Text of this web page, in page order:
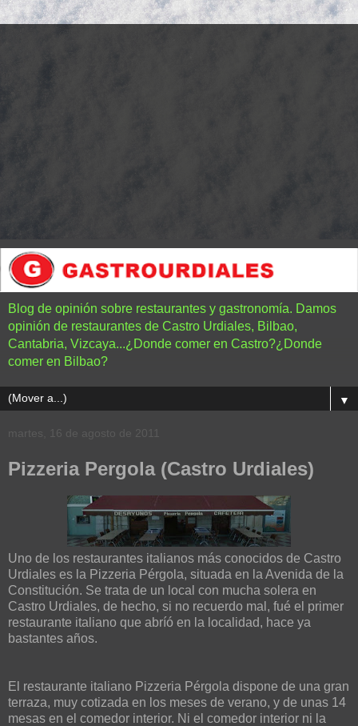
Blog de opinión sobre restaurantes y gastronomía. Damos
opinión de restaurantes de Castro Urdiales, Bilbao,
Cantabria, Vizcaya...¿Donde comer en Castro?¿Donde
comer en Bilbao?
▼
martes, 16 de agosto de 2011
Pizzeria Pergola (Castro Urdiales)
Uno de los restaurantes italianos más conocidos de Castro
Urdiales es la Pizzeria Pérgola, situada en la Avenida de la
Constitución. Se trata de un local con mucha solera en
Castro Urdiales, de hecho, si no recuerdo mal, fué el primer
restaurante italiano que abríó en la localidad, hace ya
bastantes años.
El restaurante italiano Pizzeria Pérgola dispone de una gran
terraza, muy cotizada en los meses de verano, y de unas 14
mesas en el comedor interior. Ni el comedor interior ni la